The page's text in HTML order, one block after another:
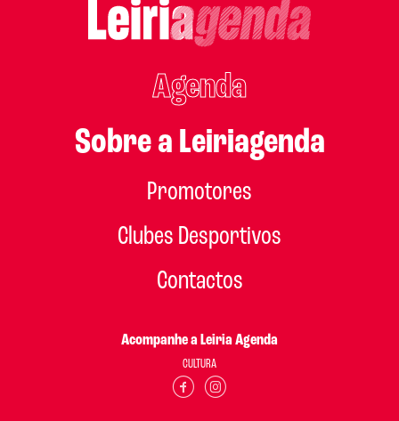
Agenda
Sobre a Leiriagenda
Promotores
Clubes Desportivos
Contactos
Acompanhe a Leiria Agenda
CULTURA